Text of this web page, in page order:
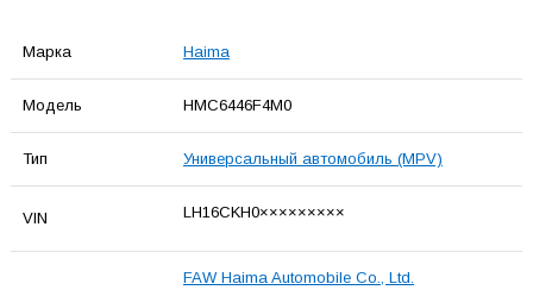
Марка Haima
Модель HMC6446F4M0
Тип Универсальный автомобиль (MPV)
VIN LH16CKH0×××××××××
FAW Haima Automobile Co., Ltd.